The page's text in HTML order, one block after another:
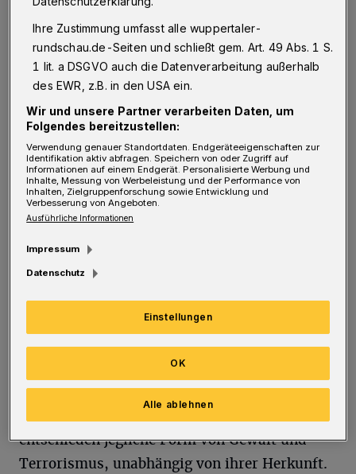
im kommunalen Leben für viele Menschen in
unserer Stadt und sind Ansprechpartner und
Anlaufstation des täglichen Lebens. Wir
betrachten uns als wertvollen Teil der
Gesellschaft und leisten einen großen Beitrag
Wuppertals.
DITIB Wuppertal setzt sich nachdrücklich für
Menschenrechte und den interreligiösen
Dialog ein. In diesem Zusammenhang
möchten wir folgende Haltung als Teil der
Gesellschaft, als Gemeinde Wuppertals auf
der Gathe proklamieren:
Verurteilung von Gewalt und Terrorismus:
DITIB Wuppertal verurteilt wiederholt und
entschieden jegliche Form von Gewalt und
Terrorismus, unabhängig von ihrer Herkunft.
Ihre Zustimmung umfasst alle wuppertaler-
rundschau.de-Seiten und schließt gem. Art. 49 Abs. 1 S.
1 lit. a DSGVO auch die Datenverarbeitung außerhalb
des EWR, z.B. in den USA ein.
Wir und unsere Partner verarbeiten Daten, um
Folgendes bereitzustellen:
Verwendung genauer Standortdaten. Endgeräteeigenschaften zur
Identifikation aktiv abfragen. Speichern von oder Zugriff auf
Informationen auf einem Endgerät. Personalisierte Werbung und
Inhalte, Messung von Werbeleistung und der Performance von
Inhalten, Zielgruppenforschung sowie Entwicklung und
Verbesserung von Angeboten.
Ausführliche Informationen
Impressum
Datenschutz
Einstellungen
Alle ablehnen
OK